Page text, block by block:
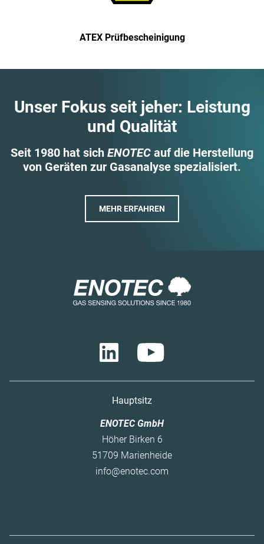
ATEX Prüf­bescheinigung
Unser Fokus seit jeher: Leistung
und Qualität
Seit 1980 hat sich ENOTEC auf die Herstellung
von Geräten zur Gasanalyse spezialisiert.
MEHR ERFAHREN
Hauptsitz
ENOTEC GmbH
Höher Birken 6
51709 Marienheide
info@enotec.com